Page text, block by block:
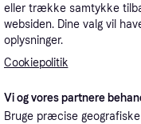
eller trække samtykke
websiden. Dine valg vil
oplysninger.
Cookiepolitik
Vi og vores partnere
Bruge præcise